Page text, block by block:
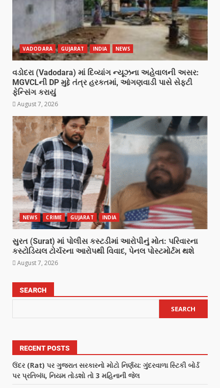
VADODARA GUJARAT INDIA NEWS
વડોદરા (Vadodara) માં દિવ્યાંગ ન્યૂઝના અહેવાલની અસર:
MGVCLની DP મુદ્દે તંત્ર હરકતમાં, આંગણવાડી પાસે સેફ્ટી
ફેન્સિંગ કરાયું
August 7, 2026
NEWS CRIME GUJARAT INDIA
સુરત (Surat) માં પોલીસ કસ્ટડીમાં આરોપીનું મોત: પરિવારના
કસ્ટોડિયલ ટોર્ચરના આરોપથી વિવાદ, પેનલ પોસ્ટમોર્ટમ થશે
August 7, 2026
SEARCH
SEARCH
RECENT POSTS
ઉંદર (Rat) પર ગુજરાત સરકારનો મોટો નિર્ણય: ગુંદરવાળા સ્ટિકી બોર્ડ
પર પ્રતિબંધ, નિયમ તોડશો તો 3 મહિનાની જેલ